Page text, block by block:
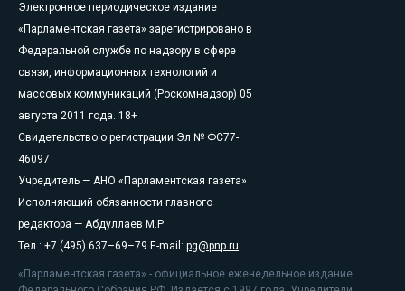
Электронное периодическое издание
«Парламентская газета» зарегистрировано в
Федеральной службе по надзору в сфере
связи, информационных технологий и
массовых коммуникаций (Роскомнадзор) 05
августа 2011 года. 18+
Свидетельство о регистрации Эл № ФС77-
46097
Учредитель — АНО «Парламентская газета»
Исполняющий обязанности главного
редактора — Абдуллаев М.Р.
Тел.: +7 (495) 637–69–79 E-mail: pg@pnp.ru
«Парламентская газета» - официальное еженедельное издание